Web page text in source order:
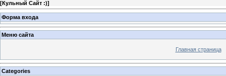
[Кульный Сайт :)]
Форма входа
Меню сайта
Главная страница
Categories